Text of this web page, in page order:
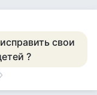
свои
?